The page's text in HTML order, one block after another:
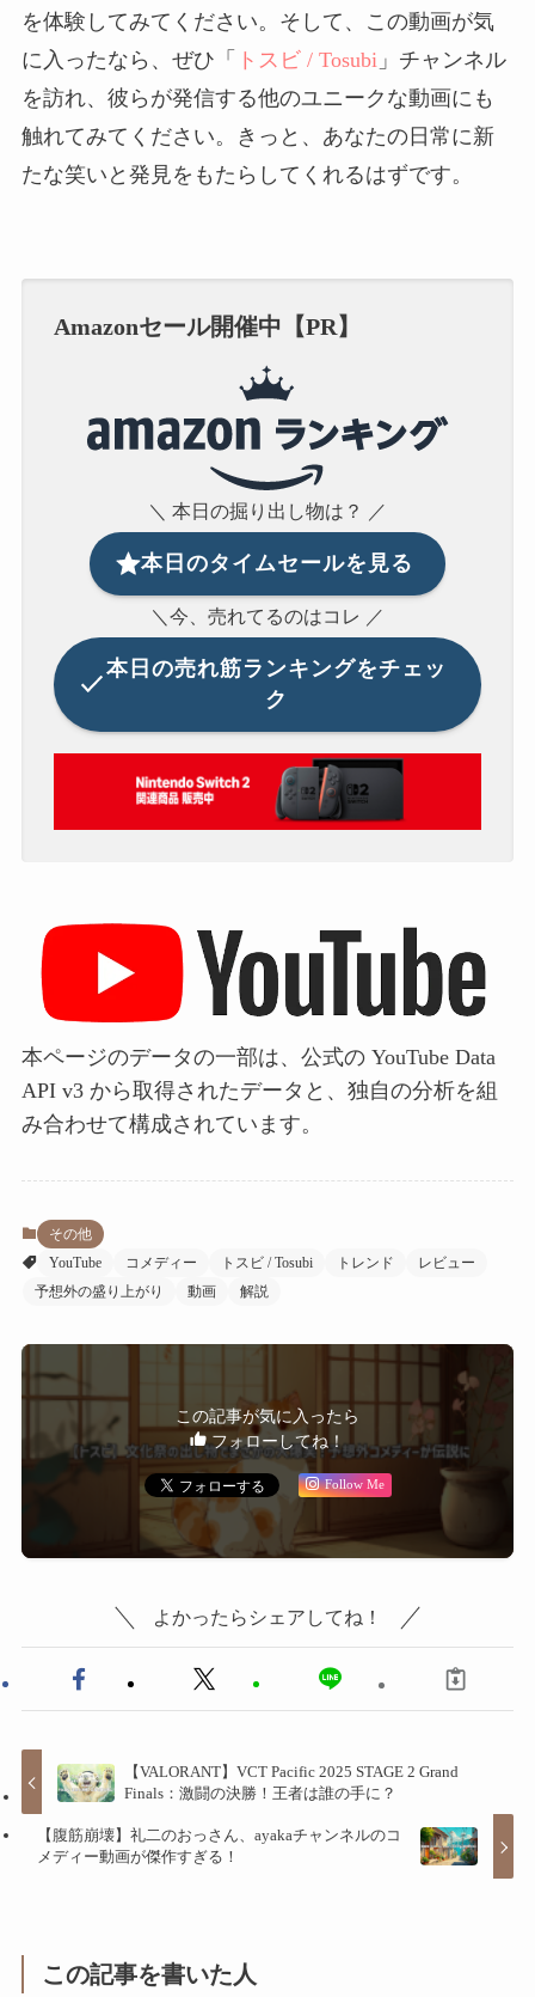
を体験してみてください。そして、この動画が気
に入ったなら、ぜひ「 トスビ / Tosubi 」チャンネル
を訪れ、彼らが発信する他のユニークな動画にも
触れてみてください。きっと、あなたの日常に新
たな笑いと発見をもたらしてくれるはずです。
Amazonセール開催中【PR】
＼ 本日の掘り出し物は？ ／
本日のタイムセールを見る
＼今、売れてるのはコレ ／
本日の売れ筋ランキングをチェッ
ク
本ページのデータの一部は、公式の YouTube Data
API v3 から取得されたデータと、独自の分析を組
み合わせて構成されています。
その他
YouTube
コメディー トスビ / Tosubi トレンド
レビュー
予想外の盛り上がり
動画 解説
この記事が気に入ったら
フォローしてね！
Follow Me
よかったらシェアしてね！
【VALORANT】VCT Pacific 2025 STAGE 2 Grand
Finals：激闘の決勝！王者は誰の手に？
【腹筋崩壊】礼二のおっさん、ayakaチャンネルのコ
メディー動画が傑作すぎる！
この記事を書いた人